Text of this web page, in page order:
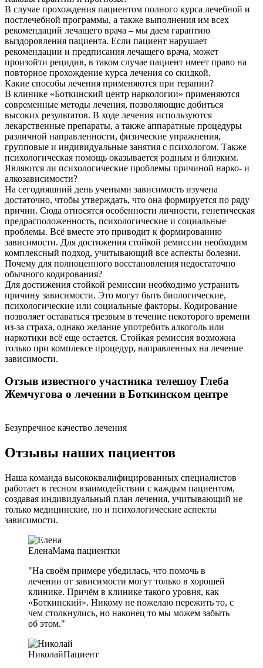
В случае прохождения пациентом полного курса лечебной и
постлечебной программы, а также выполнения им всех
рекомендаций лечащего врача – мы даем гарантию
выздоровления пациента. Если пациент нарушает
рекомендации и предписания лечащего врача, может
произойти рецидив, в таком случае пациент имеет право на
повторное прохождение курса лечения со скидкой.
Какие способы лечения применяются при терапии?
В клинике «Боткинский центр наркологии» применяются
современные методы лечения, позволяющие добиться
высоких результатов. В ходе лечения используются
лекарственные препараты, а также аппаратные процедуры
различной направленности, физические упражнения,
групповые и индивидуальные занятия с психологом. Также
психологическая помощь оказывается родным и близким.
Являются ли психологические проблемы причиной нарко- и
алкозависимости?
На сегодняшний день учеными зависимость изучена
достаточно, чтобы утверждать, что она формируется по ряду
причин. Сюда относятся особенности личности, генетическая
предрасположенность, психологические и социальные
проблемы. Всё вместе это приводит к формированию
зависимости. Для достижения стойкой ремиссии необходим
комплексный подход, учитывающий все аспекты болезни.
Почему для полноценного восстановления недостаточно
обычного кодирования?
Для достижения стойкой ремиссии необходимо устранить
причину зависимости. Это могут быть биологические,
психологические или социальные факторы. Кодирование
позволяет оставаться трезвым в течение некоторого времени
из-за страха, однако желание употребить алкоголь или
наркотики всё еще остается. Стойкая ремиссия возможна
только при комплексе процедур, направленных на лечение
зависимости.
Отзыв известного участника телешоу Глеба
Жемчугова о лечении в Боткинском центре
Безупречное качество лечения
Отзывы наших пациентов
Наша команда высококвалифицированных специалистов
работает в тесном взаимодействии с каждым пациентом,
создавая индивидуальный план лечения, учитывающий не
только медицинские, но и психологические аспекты
зависимости.
ЕленаМама пациентки
"На своём примере убедилась, что помочь в
лечении от зависимости могут только в хорошей
клинике. Причём в клинике такого уровня, как
«Боткинский». Никому не пожелаю пережить то, с
чем столкнулись, но наконец то мы можем забыть
об этом."
НиколайПациент